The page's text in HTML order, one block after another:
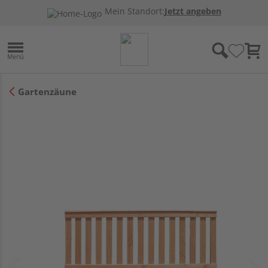
Mein Standort:Jetzt angeben
Gartenzäune